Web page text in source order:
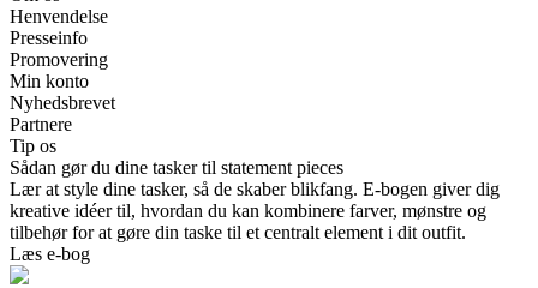
Henvendelse
Presseinfo
Promovering
Min konto
Nyhedsbrevet
Partnere
Tip os
Sådan gør du dine tasker til statement pieces
Lær at style dine tasker, så de skaber blikfang. E-bogen giver dig
kreative idéer til, hvordan du kan kombinere farver, mønstre og
tilbehør for at gøre din taske til et centralt element i dit outfit.
Læs e-bog